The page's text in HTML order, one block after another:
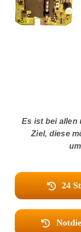
Es ist bei allen
Ziel, diese
24